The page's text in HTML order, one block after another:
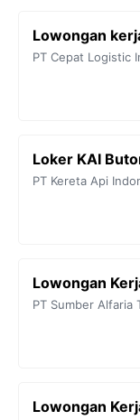
Lowongan
PT Cepat Logistic
Loker KAI
PT Kereta Api
Lowongan
PT Sumber Alfaria
Lowongan